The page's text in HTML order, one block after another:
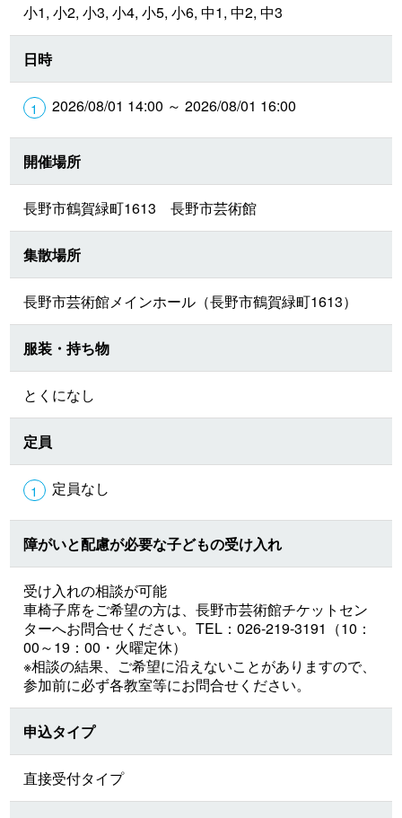
小1, 小2, 小3, 小4, 小5, 小6, 中1, 中2, 中3
日時
2026/08/01 14:00 ～ 2026/08/01 16:00
開催場所
長野市鶴賀緑町1613 長野市芸術館
集散場所
長野市芸術館メインホール（長野市鶴賀緑町1613）
服装・持ち物
とくになし
定員
定員なし
障がいと配慮が必要な子どもの受け入れ
受け入れの相談が可能
車椅子席をご希望の方は、長野市芸術館チケットセン
ターへお問合せください。TEL：026-219-3191（10：
00～19：00・火曜定休）
※相談の結果、ご希望に沿えないことがありますので、
参加前に必ず各教室等にお問合せください。
申込タイプ
直接受付タイプ